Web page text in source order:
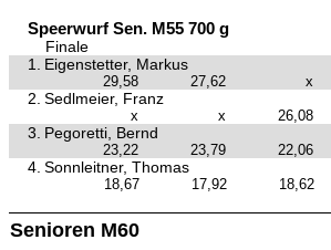
Speerwurf Sen. M55 700 g
Finale
1.
Eigenstetter, Markus
29,58 27,62 x
2. Sedlmeier, Franz
x x 26,08
3. Pegoretti, Bernd
23,22 23,79 22,06
4. Sonnleitner, Thomas
18,67 17,92 18,62
Senioren M60